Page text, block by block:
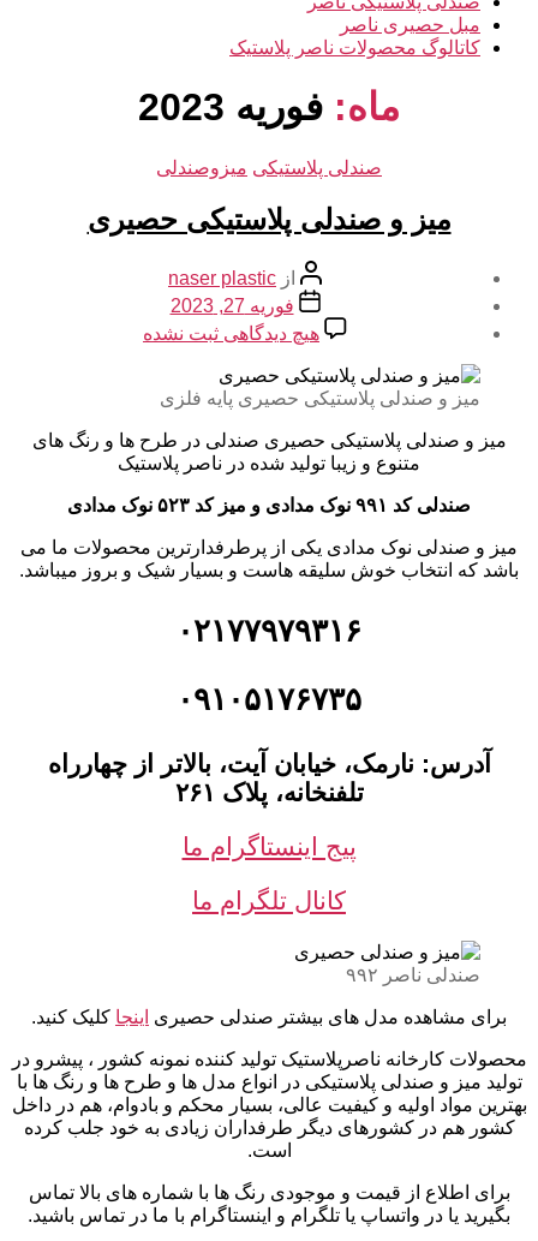
مبل حصیری ناصر
کاتالوگ محصولات ناصر پلاستیک
ماه: فوریه 2023
دسته‌هاصندلی پلاستیکی میزوصندلی
میز و صندلی پلاستیکی حصیری
نویسنده
نوشته
از naser plastic
تاریخ
نوشته
فوریه 27, 2023
هیچ دیدگاهی برای
صندلی
حصیری
ثبت نشده
میز و صندلی پلاستیکی حصیری پایه فلزی
میز و صندلی پلاستیکی حصیری صندلی در طرح ها و رنگ های
متنوع و زیبا تولید شده در ناصر پلاستیک
صندلی کد ۹۹۱ نوک مدادی و میز کد ۵۲۳ نوک مدادی
میز و صندلی نوک مدادی یکی از پرطرفدارترین محصولات ما می
باشد که انتخاب خوش سلیقه هاست و بسیار شیک و بروز میباشد.
۰۲۱۷۷۹۷۹۳۱۶
۰۹۱۰۵۱۷۶۷۳۵
آدرس: نارمک، خیابان آیت، بالاتر از چهارراه
تلفنخانه، پلاک ۲۶۱
پیج اینستاگرام ما
کانال تلگرام ما
صندلی ناصر ۹۹۲
برای مشاهده مدل های بیشتر صندلی حصیری اینجا کلیک کنید.
محصولات کارخانه ناصرپلاستیک تولید کننده نمونه کشور ، پیشرو در
تولید میز و صندلی پلاستیکی در انواع مدل ها و طرح ها و رنگ ها با
بهترین مواد اولیه و کیفیت عالی، بسیار محکم و بادوام، هم در داخل
کشور هم در کشورهای دیگر طرفداران زیادی به خود جلب کرده
است.
برای اطلاع از قیمت و موجودی رنگ ها با شماره های بالا تماس
بگیرید یا در واتساپ یا تلگرام و اینستاگرام با ما در تماس باشید.